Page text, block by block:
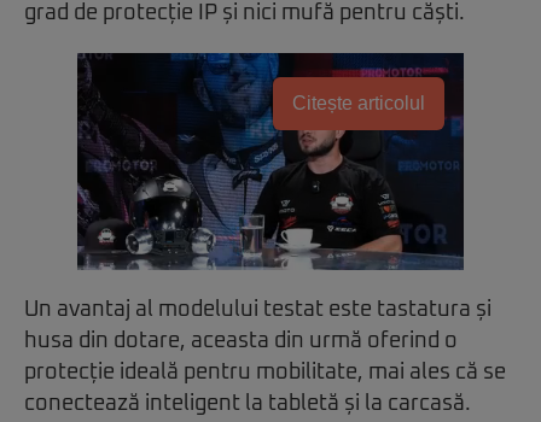
grad de protecție IP și nici mufă pentru căști.
Citește articolul
Un avantaj al modelului testat este tastatura și
husa din dotare, aceasta din urmă oferind o
protecție ideală pentru mobilitate, mai ales că se
conectează inteligent la tabletă și la carcasă.